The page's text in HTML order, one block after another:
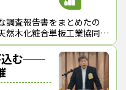
と持続的な木材活用の両立
面積は所有する総エリア面
原木のうち20％は種木とし
伐採を禁ずることなどを義
調査報告書をまとめたの
然木化粧合単板工業協同組
企業は、これまで原料とな
た
込む──